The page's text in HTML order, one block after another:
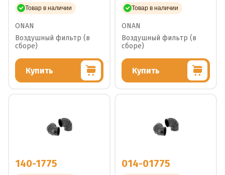
Товар в наличии
ONAN
Воздушный фильтр (в
сборе)
Купить
Товар в наличии
ONAN
Воздушный фильтр (в
сборе)
Купить
140-1775 014-01775